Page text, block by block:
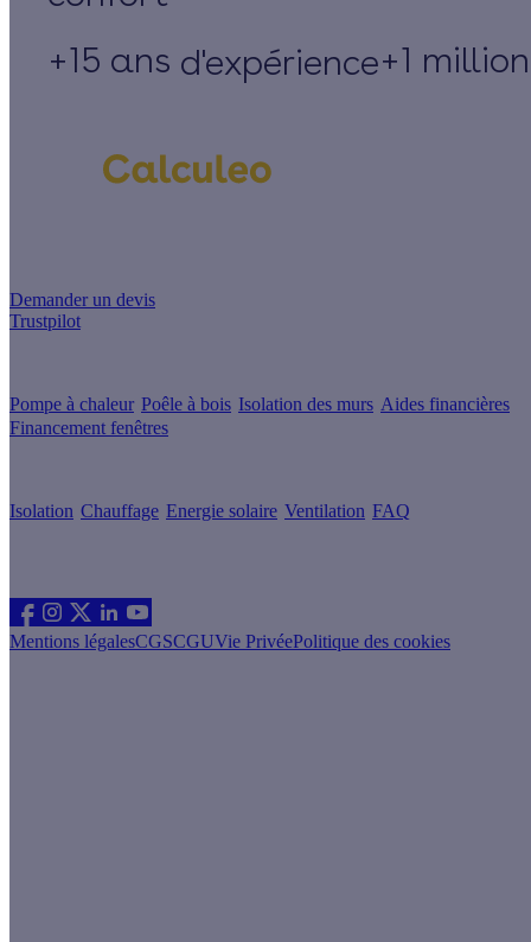
+15 ans d'expérience+1
Demander un devis
Trustpilot
Pompe à chaleur Poêle à bois Isolation des murs Aides financières
Financement fenêtres
Isolation Chauffage Energie solaire Ventilation FAQ
Mentions légalesCGSCGUVie PrivéePolitique des cookies